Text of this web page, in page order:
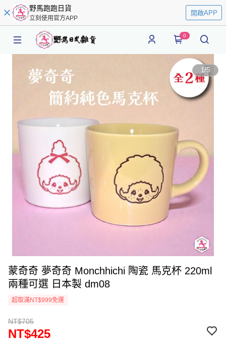
野馬跑跑日貨
立刻使用官方APP
開啟APP
0
1/5
蒙奇奇 夢奇奇 Monchhichi 陶瓷 馬克杯 220ml
兩種可選 日本製 dm08
超取滿NT$999免運
NT$705
NT$425